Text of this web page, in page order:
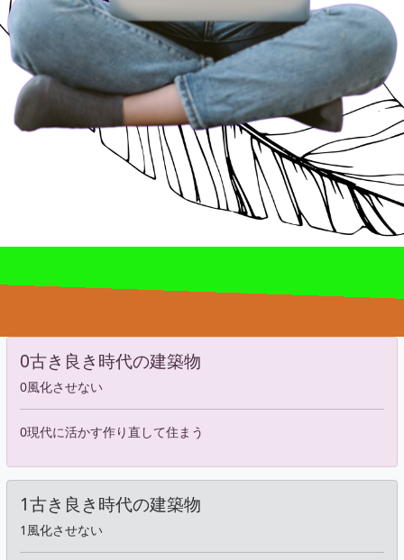
0古き良き時代の建築物
0風化させない
0現代に活かす作り直して住まう
1古き良き時代の建築物
1風化させない